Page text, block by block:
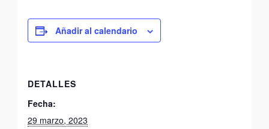
Añadir al calendario
DETALLES
Fecha:
29 marzo, 2023